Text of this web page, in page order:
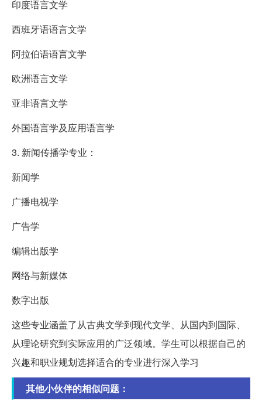
印度语言文学
西班牙语语言文学
阿拉伯语语言文学
欧洲语言文学
亚非语言文学
外国语言学及应用语言学
3. 新闻传播学专业：
新闻学
广播电视学
广告学
编辑出版学
网络与新媒体
数字出版
这些专业涵盖了从古典文学到现代文学、从国内到国际、
从理论研究到实际应用的广泛领域。学生可以根据自己的
兴趣和职业规划选择适合的专业进行深入学习
其他小伙伴的相似问题：